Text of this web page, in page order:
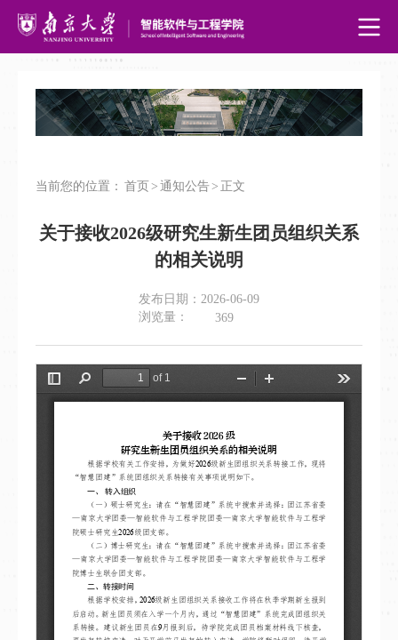
当前您的位置： 首页 > 通知公告> 正文
关于接收2026级研究生新生团员组织关系
的相关说明
发布日期：2026-06-09
浏览量：
369